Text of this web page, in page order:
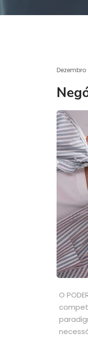
Dezembro
O